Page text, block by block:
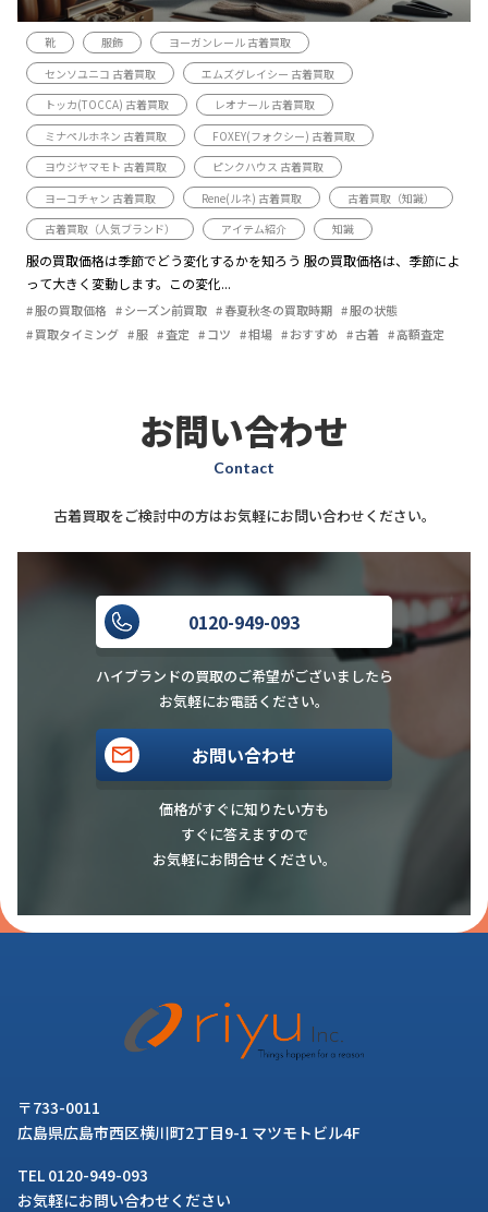
靴 服飾
ヨーガンレール 古着買取
センソユニコ 古着買取
エムズグレイシー 古着買取
トッカ(TOCCA) 古着買取
レオナール 古着買取
ミナペルホネン 古着買取
FOXEY(フォクシー) 古着買取
ヨウジヤマモト 古着買取
ピンクハウス 古着買取
ヨーコチャン 古着買取
Rene(ルネ) 古着買取
古着買取（知識）
古着買取（人気ブランド）
アイテム紹介 知識
服の買取価格は季節でどう変化するかを知ろう 服の買取価格は、季節によ
って大きく変動します。この変化...
服の買取価格 シーズン前買取 春夏秋冬の買取時期
服の状態
買取タイミング
服 査定 コツ 相場 おすすめ 古着 高額査定
お問い合わせ
Contact
古着買取をご検討中の方はお気軽にお問い合わせください。
0120-949-093
ハイブランドの買取のご希望がございましたら
お気軽にお電話ください。
お問い合わせ
価格がすぐに知りたい方も
すぐに答えますので
お気軽にお問合せください。
〒733-0011
広島県広島市西区横川町2丁目9-1 マツモトビル4F
TEL 0120-949-093
お気軽にお問い合わせください